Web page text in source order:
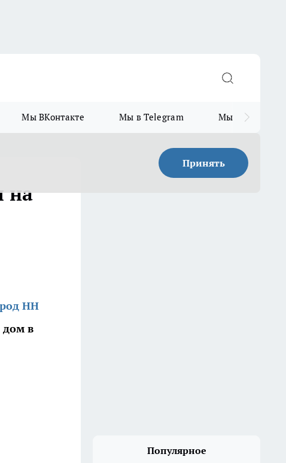
Мы ВКонтакте Мы в Telegram Мы в MAX
Принять
на
НН
дом в
Популярное